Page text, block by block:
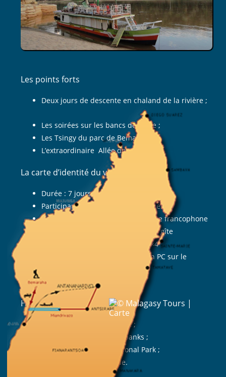
Les points forts
Deux jours de descente en chaland de la rivière ;
Les soirées sur les bancs de sable ;
Les Tsingy du parc de Bemaraha ;
L’extraordinaire Allée des Baobabs.
La carte d’identité du voyage
Durée : 7 jours
Participant : à partir de 4 personnes
Accompagnement : guide malgache francophone
Hébergement : hôtel, sous tente et gîte
Déplacement : bus, chaland et 4×4
Prestation : en Bed&Breakfast (en PC sur le
Période : de mai à novembre
Highlights
Two days river trip by boat ;
Evening parties on river banks ;
Tsingy of Bemaraha National Park ;
Amazing Baobab Avenue.
–
7
JOURS